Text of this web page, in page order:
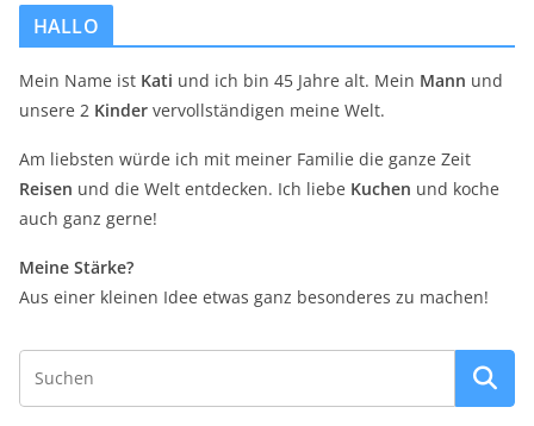
HALLO
Mein Name ist Kati und ich bin 45 Jahre alt. Mein Mann und
unsere 2 Kinder vervollständigen meine Welt.
Am liebsten würde ich mit meiner Familie die ganze Zeit
Reisen und die Welt entdecken. Ich liebe Kuchen und koche
auch ganz gerne!
Meine Stärke?
Aus einer kleinen Idee etwas ganz besonderes zu machen!